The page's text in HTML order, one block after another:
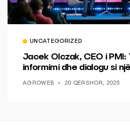
UNCATEGORIZED
Jacek Olczak, CEO i PMI:
informimi dhe dialogu si
AGROWEB 20 QERSHOR, 2025